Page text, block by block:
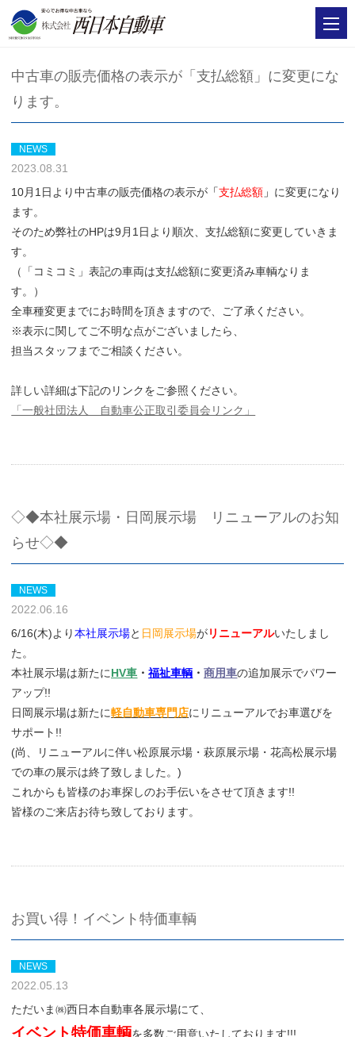
中古車の販売価格の表示が「支払総額」に変更にな
ります。
NEWS
2023.08.31
10月1日より中古車の販売価格の表示が 「支払総額 」 に変更になり
ます。
そのため弊社のHPは9月1日より順次、支払総額に変更していきま
す。
（「コミコミ」表記の車両は支払総額に変更済み車輌なりま
す。）
全車種変更までにお時間を頂きますので、ご了承ください。
※表示に関してご不明な点がございましたら、
担当スタッフまでご相談ください。
詳しい詳細は下記のリンクをご参照ください。
「一般社団法人 自動車公正取引委員会リンク」
◇◆本社展示場・日岡展示場 リニューアルのお知
らせ◇◆
NEWS
2022.06.16
6/16(木)より本社展示場と 日岡展示場がリニューアルいたしまし
た。
本社展示場は新たにHV車 ・福祉車輌 ・商用車の追加展示でパワー
アップ!!
日岡展示場は新たに軽自動車専門店にリニューアルでお車選びを
サポート!!
(尚、リニューアルに伴い松原展示場・萩原展示場・花高松展示場
での車の展示は終了致しました。)
これからも皆様のお車探しのお手伝いをさせて頂きます!!
皆様のご来店お待ち致しております。
お買い得！イベント特価車輌
NEWS
2022.05.13
ただいま㈱西日本自動車各展示場にて、
イベント特価車輌を多数ご用意いたしております!!!